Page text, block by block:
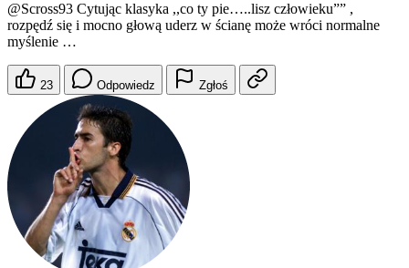
@Scross93 Cytując klasyka ,,co ty pie…..lisz człowieku”” ,
rozpędź się i mocno głową uderz w ścianę może wróci normalne
myślenie …
23 Odpowiedz Zgłoś